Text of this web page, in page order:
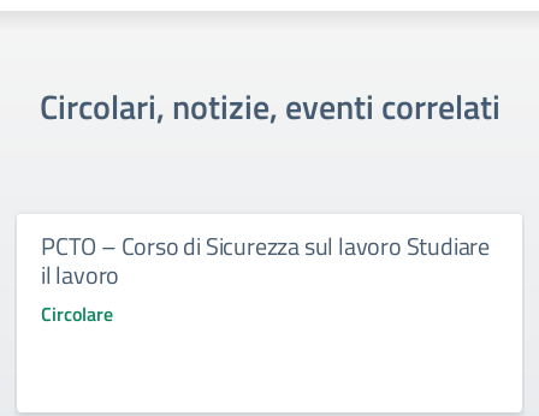
Circolari, notizie, eventi correlati
PCTO – Corso di Sicurezza sul lavoro Studiare
il lavoro
Circolare